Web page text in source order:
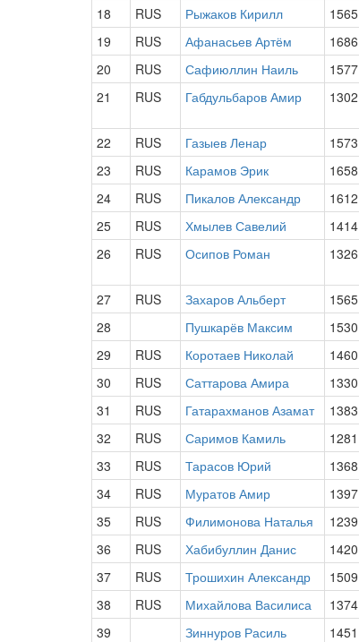
18
RUS Рыжаков Кирилл 1565
19
RUS Афанасьев Артём 1686
20
RUS Сафиюллин Наиль 1577
21
RUS Габдульбаров Амир 1302
22 RUS Газыев Ленар 1573
23
RUS Карамов Эрик 1658
24
RUS Пикалов Александр 1612
25
RUS Хмылев Савелий 1414
26
RUS Осипов Роман 1326
27 RUS Захаров Альберт 1565
28
Пушкарёв Максим 1530
29
RUS Коротаев Николай 1460
30
RUS Саттарова Амира 1330
31
RUS Гатарахманов Азамат 1383
32
RUS Саримов Камиль 1281
33
RUS Тарасов Юрий 1368
34
RUS Муратов Амир 1397
35
RUS Филимонова Наталья 1239
36
RUS Хабибуллин Данис 1420
37
RUS Трошихин Александр 1509
38
RUS Михайлова Василиса 1374
39
Зиннуров Расиль 1451